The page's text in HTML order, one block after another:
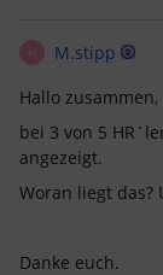
M
M.stipp
Hallo zusammen,
bei 3 von 5
angezeigt.
Woran liegt das?
Danke euch.